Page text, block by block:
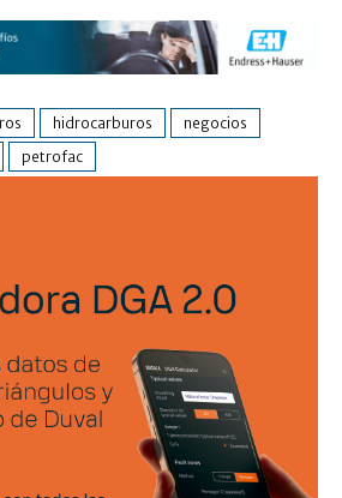
hidrocarburos
negocios
petrofac